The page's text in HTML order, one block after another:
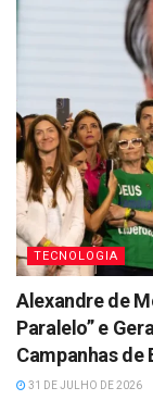
TECNOLOGIA
Alexandre de
Paralelo” e
Campanhas de
31 DE JULHO DE 2026